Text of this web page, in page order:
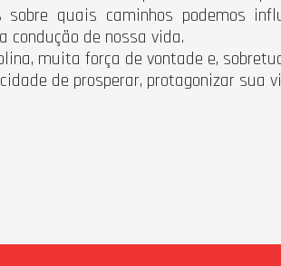
quais caminhos podemos
condução de nossa vida.
muita força de vontade e,
de prosperar, protagonizar sua